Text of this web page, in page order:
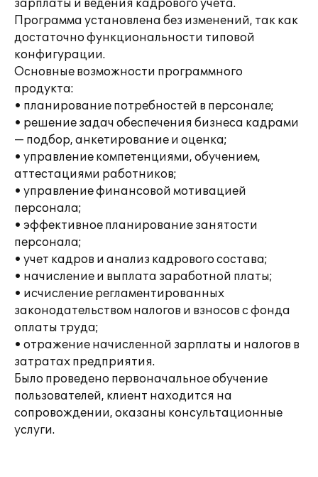
зарплаты и ведения кадрового учета.
Программа установлена без изменений, так как
достаточно функциональности типовой
конфигурации.
Основные возможности программного
продукта:
• планирование потребностей в персонале;
• решение задач обеспечения бизнеса кадрами
— подбор, анкетирование и оценка;
• управление компетенциями, обучением,
аттестациями работников;
• управление финансовой мотивацией
персонала;
• эффективное планирование занятости
персонала;
• учет кадров и анализ кадрового состава;
• начисление и выплата заработной платы;
• исчисление регламентированных
законодательством налогов и взносов с фонда
оплаты труда;
• отражение начисленной зарплаты и налогов в
затратах предприятия.
Было проведено первоначальное обучение
пользователей, клиент находится на
сопровождении, оказаны консультационные
услуги.